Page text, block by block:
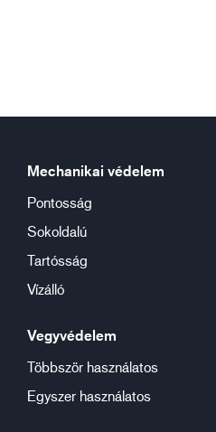
Mechanikai védelem
Pontosság
Sokoldalú
Tartósság
Vízálló
Vegyvédelem
Többször használatos
Egyszer használatos